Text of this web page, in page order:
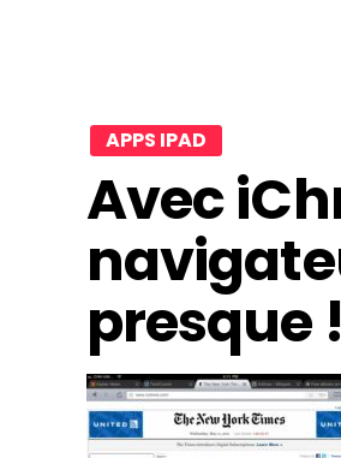
APPS IPAD
Avec
presque !